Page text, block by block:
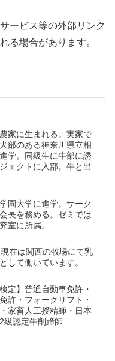
ービス等の外部リンク
る場合があります。
家に生まれる。実家で
部のある神奈川県立相
学。同級生に牛部に誘
ェクトに入部。牛と出
園大学に進学。サーク
長を務める。ゼミでは
室に所属。
在は関西の牧場にて乳
して働いています。
定】普通自動車免許・
許・フォークリフト・
家畜人工授精師・日本
級認定牛削蹄師